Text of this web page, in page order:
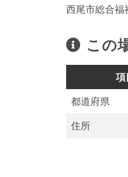
西尾市総合福
この
項
都道府県
住所